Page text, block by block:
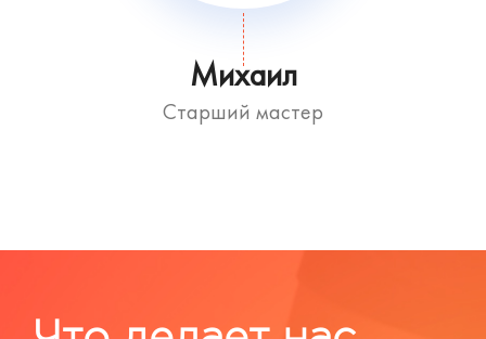
Михаил
Старший мастер